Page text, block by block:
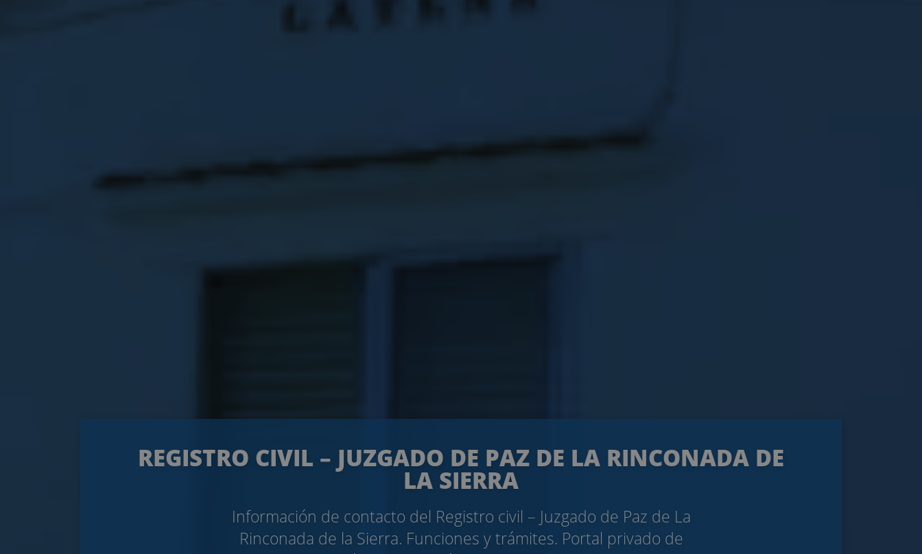
REGISTRO CIVIL – JUZGADO DE PAZ DE LA RINCONADA DE
LA SIERRA
Información de contacto del Registro civil – Juzgado de Paz de La
Rinconada de la Sierra. Funciones y trámites. Portal privado de